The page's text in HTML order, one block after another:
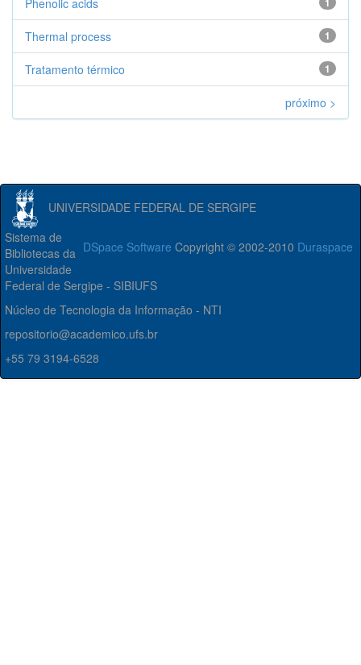
Phenolic acids
1
Thermal process
1
Tratamento térmico
próximo >
UNIVERSIDADE FEDERAL DE SERGIPE
DSpace Software Copyright © 2002-2010 Duraspace
Sistema de
Bibliotecas da
Universidade
Federal de Sergipe - SIBIUFS
Núcleo de Tecnologia da Informação - NTI
repositorio@academico.ufs.br
+55 79 3194-6528